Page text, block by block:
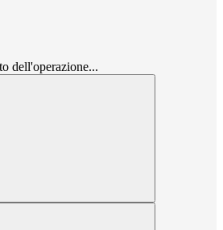
dell'operazione...